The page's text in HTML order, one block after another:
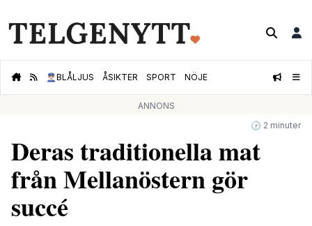
👮🏻‍♂️BLÅLJUS ÅSIKTER SPORT NÖJE
ANNONS
🕝 2 minuter
Deras traditionella mat
från Mellanöstern gör
succé